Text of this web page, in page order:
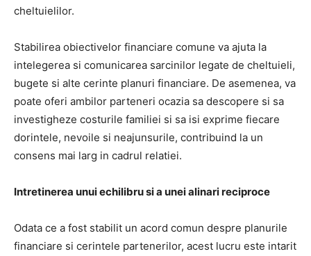
cheltuielilor.
Stabilirea obiectivelor financiare comune va ajuta la
intelegerea si comunicarea sarcinilor legate de cheltuieli,
bugete si alte cerinte planuri financiare. De asemenea, va
poate oferi ambilor parteneri ocazia sa descopere si sa
investigheze costurile familiei si sa isi exprime fiecare
dorintele, nevoile si neajunsurile, contribuind la un
consens mai larg in cadrul relatiei.
Intretinerea unui echilibru si a unei alinari reciproce
Odata ce a fost stabilit un acord comun despre planurile
financiare si cerintele partenerilor, acest lucru este intarit